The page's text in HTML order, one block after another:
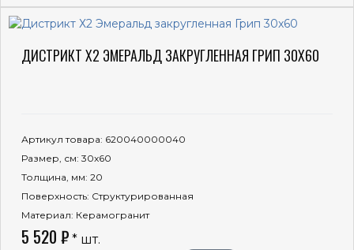
ДИСТРИКТ Х2 ЭМЕРАЛЬД ЗАКРУГЛЕННАЯ ГРИП 30X60
Артикул товара: 620040000040
Размер, см: 30x60
Толщина, мм: 20
Поверхность: Структурированная
Материал: Керамогранит
5 520 ₽ * шт.